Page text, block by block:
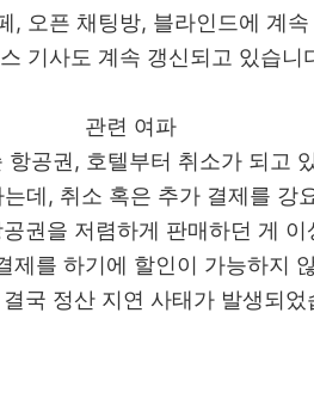
, 오픈 채팅방, 블라인드에 계
기사도 계속 갱신되고 있습니
관련 여파
항공권, 호텔부터 취소가 되고
데, 취소 혹은 추가 결제를 강
권을 저렴하게 판매하던 게 이
제를 하기에 할인이 가능하지
국 정산 지연 사태가 발생되었